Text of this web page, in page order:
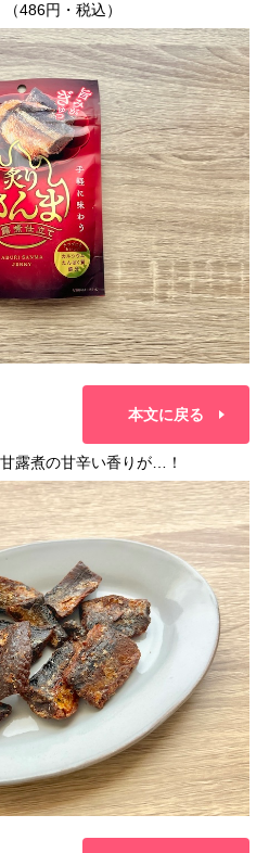
486円・税込）
本文に戻る
露煮の甘辛い香りが…！